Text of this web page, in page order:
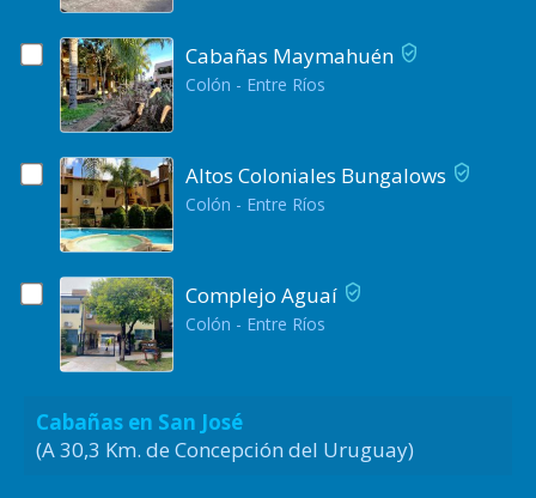
Cabañas Maymahuén
Colón - Entre Ríos
Altos Coloniales Bungalows
Colón - Entre Ríos
Complejo Aguaí
Colón - Entre Ríos
Cabañas en San José
(A 30,3 Km. de Concepción del Uruguay)